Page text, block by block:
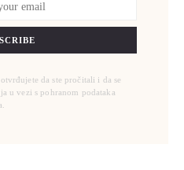
da ste pročitali i da se
u vezi s pohranom podataka